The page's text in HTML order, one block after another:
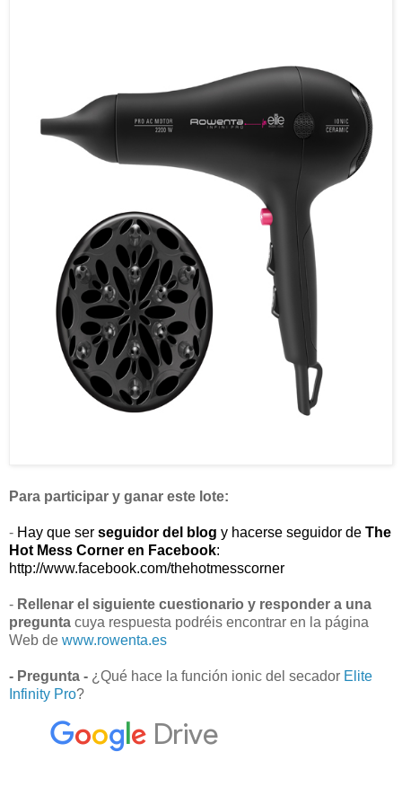
Para participar y ganar este lote:
- Hay que ser seguidor del blog y hacerse seguidor de The
Hot Mess Corner en Facebook:
http://www.facebook.com/thehotmesscorner
- Rellenar el siguiente cuestionario y responder a una
pregunta cuya respuesta podréis encontrar en la página
Web de www.rowenta.es
- Pregunta - ¿Qué hace la función ionic del secador Elite
Infinity Pro?